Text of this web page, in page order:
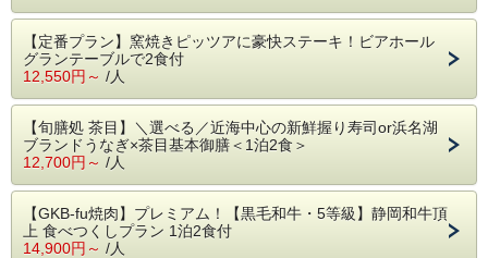
【定番プラン】窯焼きピッツアに豪快ステーキ！ビアホール
グランテーブルで2食付
12,550円～ /人
【旬膳処 茶目】＼選べる／近海中心の新鮮握り寿司or浜名湖
ブランドうなぎ×茶目基本御膳＜1泊2食＞
12,700円～ /人
【GKB-fu焼肉】プレミアム！【黒毛和牛・5等級】静岡和牛頂
上 食べつくしプラン 1泊2食付
14,900円～ /人